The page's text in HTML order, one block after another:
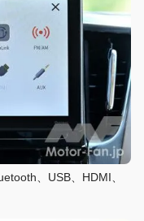
、USB、HDMI、